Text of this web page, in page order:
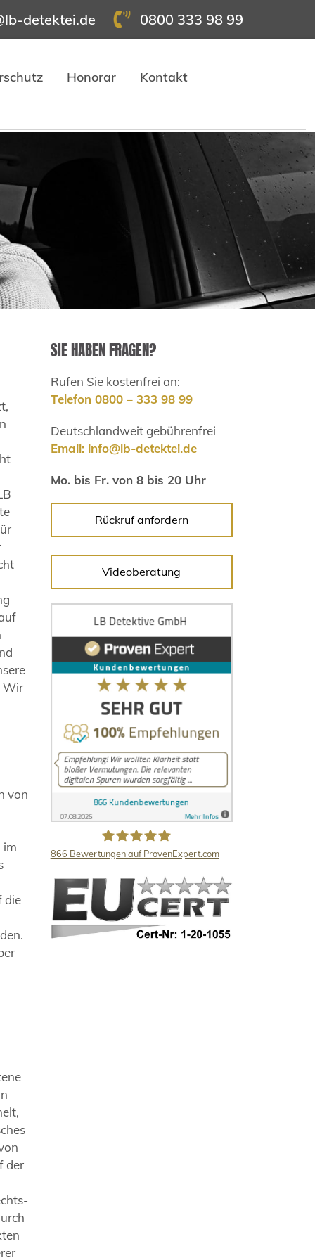
detektei.de 0800 333 98 99
Honorar Kontakt
Wir
von
im
die
der
SIE HABEN FRAGEN?
Rufen Sie kostenfrei an:
Telefon 0800 – 333 98 99
Deutschlandweit gebührenfrei
Email: info@lb-detektei.de
Mo. bis Fr. von 8 bis 20 Uhr
Rückruf anfordern
Videoberatung
LB Detektive GmbH
866 Bewertungen auf ProvenExpert.com